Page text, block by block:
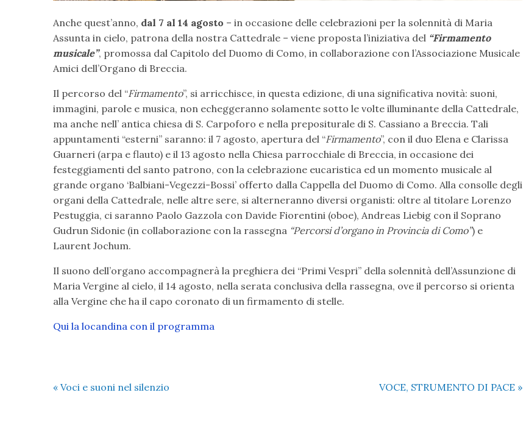
Anche quest’anno, dal 7 al 14 agosto – in occasione delle celebrazioni per la solennità di Maria
Assunta in cielo, patrona della nostra Cattedrale – viene proposta l’iniziativa del “Firmamento
musicale”, promossa dal Capitolo del Duomo di Como, in collaborazione con l’Associazione Musicale
Amici dell’Organo di Breccia.
Il percorso del “Firmamento”, si arricchisce, in questa edizione, di una significativa novità: suoni,
immagini, parole e musica, non echeggeranno solamente sotto le volte illuminante della Cattedrale,
ma anche nell’ antica chiesa di S. Carpoforo e nella prepositurale di S. Cassiano a Breccia. Tali
appuntamenti “esterni” saranno: il 7 agosto, apertura del “Firmamento”, con il duo Elena e Clarissa
Guarneri (arpa e flauto) e il 13 agosto nella Chiesa parrocchiale di Breccia, in occasione dei
festeggiamenti del santo patrono, con la celebrazione eucaristica ed un momento musicale al
grande organo ‘Balbiani-Vegezzi-Bossi’ offerto dalla Cappella del Duomo di Como. Alla consolle degli
organi della Cattedrale, nelle altre sere, si alterneranno diversi organisti: oltre al titolare Lorenzo
Pestuggia, ci saranno Paolo Gazzola con Davide Fiorentini (oboe), Andreas Liebig con il Soprano
Gudrun Sidonie (in collaborazione con la rassegna “Percorsi d’organo in Provincia di Como”) e
Laurent Jochum.
Il suono dell’organo accompagnerà la preghiera dei “Primi Vespri” della solennità dell’Assunzione di
Maria Vergine al cielo, il 14 agosto, nella serata conclusiva della rassegna, ove il percorso si orienta
alla Vergine che ha il capo coronato di un firmamento di stelle.
Qui la locandina con il programma
« Voci e suoni nel silenzio VOCE, STRUMENTO DI PACE »